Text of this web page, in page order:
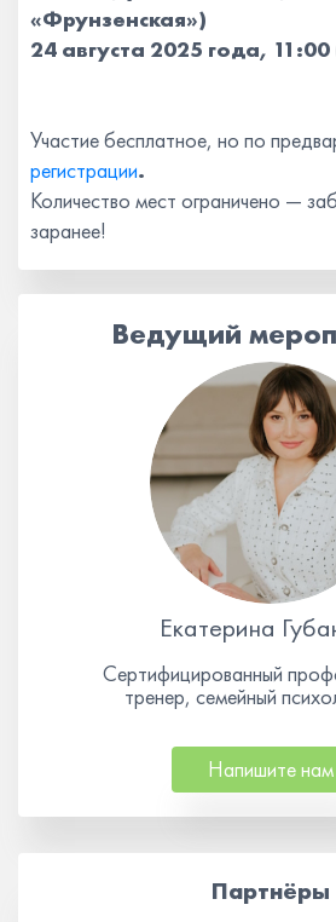
«Фрунзенская»)
24 августа 2025 года, 11:00
Участие бесплатное, но по
регистрации.
Количество мест ограничено —
заранее!
Ведущий
Екатерина
Сертифицированный
тренер, семейный
Напишите нам
Партнёры